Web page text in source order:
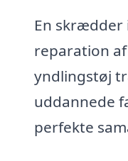
En skrædder
reparation
yndlingstøj
uddannede
perfekte